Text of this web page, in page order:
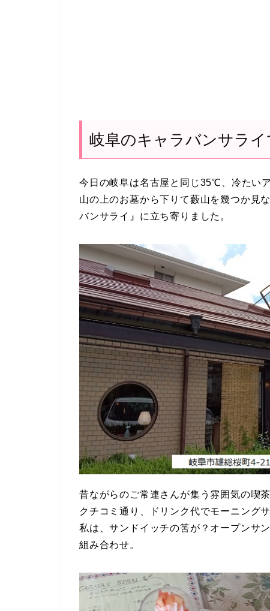
岐阜のキャラバンサラ
今日の岐阜は名古屋と同じ35℃、冷たい
山の上のお墓から下りて藪山を幾つか見
バンサライ』に立ち寄りました。
昔ながらのご常連さんが集う雰囲気の喫茶
クチコミ通り、ドリンク代でモーニング
私は、サンドイッチの筈が？オープンサ
組み合わせ。